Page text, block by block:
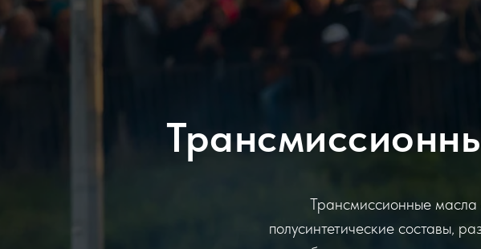
Трансмиссионные масла
полусинтетические составы,